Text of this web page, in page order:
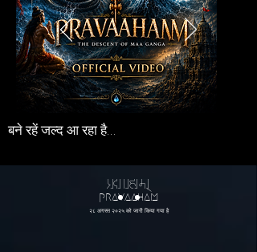
बने रहें जल्द आ रहा है...
pXvahmx
pravaaham
२८ अगस्त २०२५ को जारी किया गया है